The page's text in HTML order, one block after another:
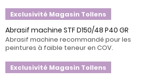
Exclusivité Magasin Tollens
Abrasif machine STF D150/48 P40 GR
Abrasif machine recommandé pour les
peintures à faible teneur en COV.
Exclusivité Magasin Tollens